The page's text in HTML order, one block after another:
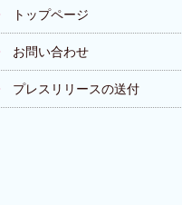
トップページ
お問い合わせ
プレスリリースの送付